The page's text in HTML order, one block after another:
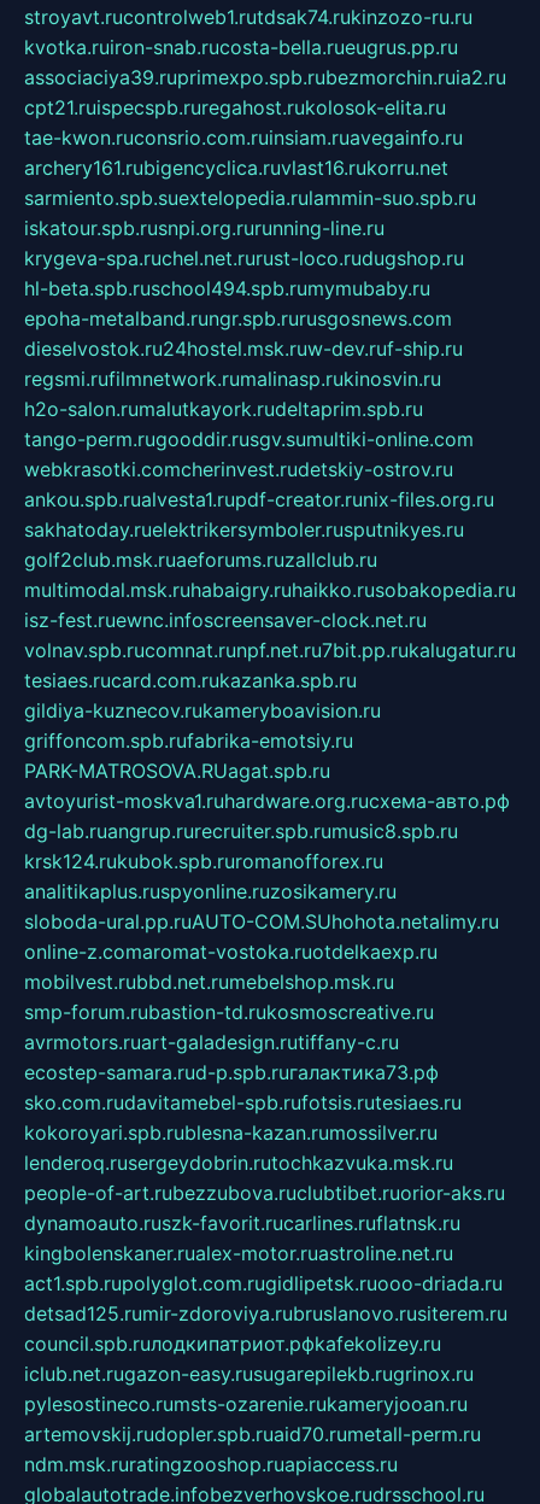
stroyavt.rucontrolweb1.rutdsak74.rukinzozo-ru.ru
kvotka.ruiron-snab.rucosta-bella.rueugrus.pp.ru
associaciya39.ruprimexpo.spb.rubezmorchin.ruia2.ru
cpt21.ruispecspb.ruregahost.rukolosok-elita.ru
tae-kwon.ruconsrio.com.ruinsiam.ruavegainfo.ru
archery161.rubigencyclica.ruvlast16.rukorru.net
sarmiento.spb.suextelopedia.rulammin-suo.spb.ru
iskatour.spb.rusnpi.org.rurunning-line.ru
krygeva-spa.ruchel.net.rurust-loco.rudugshop.ru
hl-beta.spb.ruschool494.spb.rumymubaby.ru
epoha-metalband.rungr.spb.rurusgosnews.com
dieselvostok.ru24hostel.msk.ruw-dev.ruf-ship.ru
regsmi.rufilmnetwork.rumalinasp.rukinosvin.ru
h2o-salon.rumalutkayork.rudeltaprim.spb.ru
tango-perm.rugooddir.rusgv.sumultiki-online.com
webkrasotki.comcherinvest.rudetskiy-ostrov.ru
ankou.spb.rualvesta1.rupdf-creator.runix-files.org.ru
sakhatoday.ruelektrikersymboler.rusputnikyes.ru
golf2club.msk.ruaeforums.ruzallclub.ru
multimodal.msk.ruhabaigry.ruhaikko.rusobakopedia.ru
isz-fest.ruewnc.infoscreensaver-clock.net.ru
volnav.spb.rucomnat.runpf.net.ru7bit.pp.rukalugatur.ru
tesiaes.rucard.com.rukazanka.spb.ru
gildiya-kuznecov.rukameryboavision.ru
griffoncom.spb.rufabrika-emotsiy.ru
PARK-MATROSOVA.RUagat.spb.ru
avtoyurist-moskva1.ruhardware.org.ruсхема-авто.рф
dg-lab.ruangrup.rurecruiter.spb.rumusic8.spb.ru
krsk124.rukubok.spb.ruromanofforex.ru
analitikaplus.ruspyonline.ruzosikamery.ru
sloboda-ural.pp.ruAUTO-COM.SUhohota.netalimy.ru
online-z.comaromat-vostoka.ruotdelkaexp.ru
mobilvest.rubbd.net.rumebelshop.msk.ru
smp-forum.rubastion-td.rukosmoscreative.ru
avrmotors.ruart-galadesign.rutiffany-c.ru
ecostep-samara.rud-p.spb.ruгалактика73.рф
sko.com.rudavitamebel-spb.rufotsis.rutesiaes.ru
kokoroyari.spb.rublesna-kazan.rumossilver.ru
lenderoq.rusergeydobrin.rutochkazvuka.msk.ru
people-of-art.rubezzubova.ruclubtibet.ruorior-aks.ru
dynamoauto.ruszk-favorit.rucarlines.ruflatnsk.ru
kingbolenskaner.rualex-motor.ruastroline.net.ru
act1.spb.rupolyglot.com.rugidlipetsk.ruooo-driada.ru
detsad125.rumir-zdoroviya.rubruslanovo.rusiterem.ru
council.spb.ruлодкипатриот.рфkafekolizey.ru
iclub.net.rugazon-easy.rusugarepilekb.rugrinox.ru
pylesostineco.rumsts-ozarenie.rukameryjooan.ru
artemovskij.rudopler.spb.ruaid70.rumetall-perm.ru
ndm.msk.ruratingzooshop.ruapiaccess.ru
globalautotrade.infobezverhovskoe.rudrsschool.ru